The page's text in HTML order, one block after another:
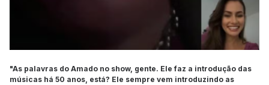
"As palavras do Amado no show, gente. Ele faz a introdução das
músicas há 50 anos, está? Ele sempre vem introduzindo as